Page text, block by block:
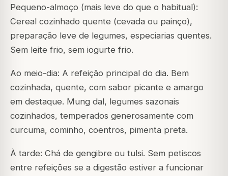
Pequeno-almoço (mais leve do que o habitual):
Cereal cozinhado quente (cevada ou painço),
preparação leve de legumes, especiarias quentes.
Sem leite frio, sem iogurte frio.
Ao meio-dia: A refeição principal do dia. Bem
cozinhada, quente, com sabor picante e amargo
em destaque. Mung dal, legumes sazonais
cozinhados, temperados generosamente com
curcuma, cominho, coentros, pimenta preta.
À tarde: Chá de gengibre ou tulsi. Sem petiscos
entre refeições se a digestão estiver a funcionar